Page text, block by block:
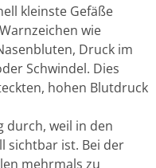
kleinste Gefäße
wie
Druck im
Schwindel. Dies
hohen Blutdruck
weil in den
sichtbar ist. Bei der
mehrmals zu